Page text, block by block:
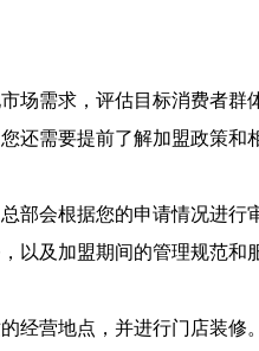
需求，评估目标消费者
需要提前了解加盟政策和
会根据您的申请情况进
及加盟期间的管理规范和
营地点，并进行门店装